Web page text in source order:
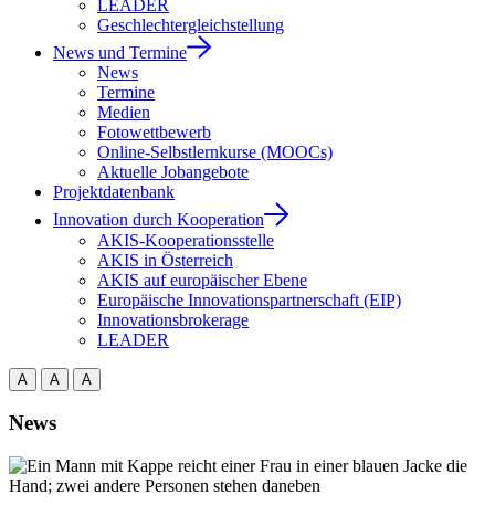
LEADER
Geschlechtergleichstellung
News und Termine
News
Termine
Medien
Fotowettbewerb
Online-Selbstlernkurse (MOOCs)
Aktuelle Jobangebote
Projektdatenbank
Innovation durch Kooperation
AKIS-Kooperationsstelle
AKIS in Österreich
AKIS auf europäischer Ebene
Europäische Innovationspartnerschaft (EIP)
Innovationsbrokerage
LEADER
A A A
News